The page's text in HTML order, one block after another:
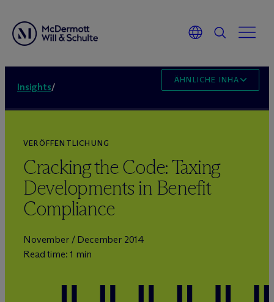
Insights/
ÄHNLICHE INHALTE
VERÖFFENTLICHUNG
Cracking the Code: Taxing
Developments in Benefit
Compliance
November / December 2014
Read time: 1 min